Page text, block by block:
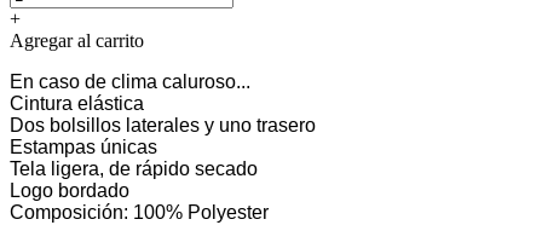
+
Agregar al carrito
En caso de clima caluroso...
Cintura elástica
Dos bolsillos laterales y uno trasero
Estampas únicas
Tela ligera, de rápido secado
Logo bordado
Composición: 100% Polyester